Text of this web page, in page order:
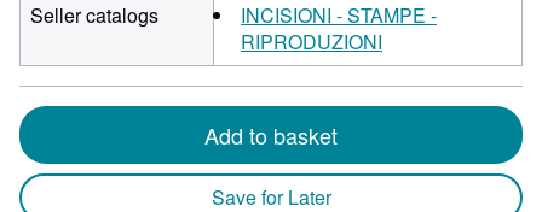
Seller catalogs
INCISIONI - STAMPE -
RIPRODUZIONI
Add to basket
Save for Later